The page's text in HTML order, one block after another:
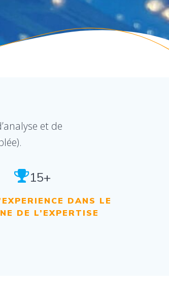
et de
15+
DANS LE
DE L’EXPERTISE